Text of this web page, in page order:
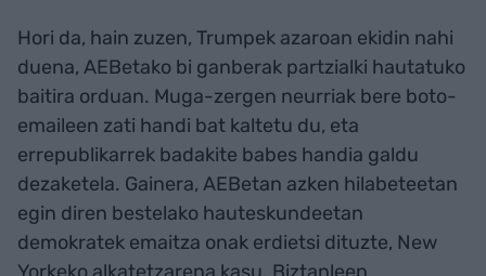
Hori da, hain zuzen, Trumpek azaroan ekidin nahi
duena, AEBetako bi ganberak partzialki hautatuko
baitira orduan. Muga-zergen neurriak bere boto-
emaileen zati handi bat kaltetu du, eta
errepublikarrek badakite babes handia galdu
dezaketela. Gainera, AEBetan azken hilabeteetan
egin diren bestelako hauteskundeetan
demokratek emaitza onak erdietsi dituzte, New